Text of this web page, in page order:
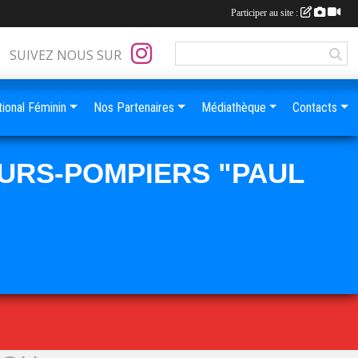
POMPIERS "PAUL
SUIVEZ NOUS SUR
Féminin Nos Partenaires Médiathèque Contacts
Participer au site :